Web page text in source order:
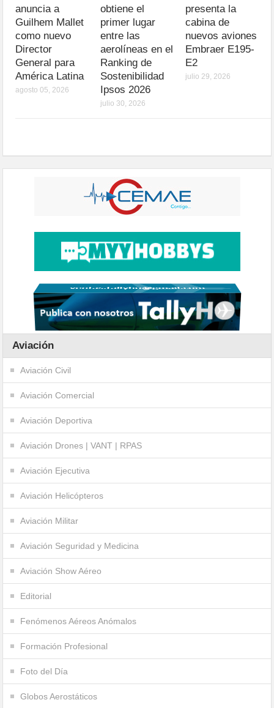
anuncia a
Guilhem Mallet
como nuevo
Director
General para
América Latina
agosto 05, 2026
obtiene el
primer lugar
entre las
aerolíneas en el
Ranking de
Sostenibilidad
Ipsos 2026
julio 30, 2026
presenta la
cabina de
nuevos aviones
Embraer E195-
E2
julio 29, 2026
Aviación
Aviación Civil
Aviación Comercial
Aviación Deportiva
Aviación Drones | VANT | RPAS
Aviación Ejecutiva
Aviación Helicópteros
Aviación Militar
Aviación Seguridad y Medicina
Aviación Show Aéreo
Editorial
Fenómenos Aéreos Anómalos
Formación Profesional
Foto del Día
Globos Aerostáticos